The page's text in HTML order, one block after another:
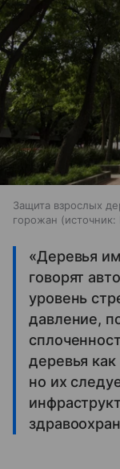
Защита взрослых
горожан
источник:
«Деревья
говорят
уровень
давление,
деревья
но их